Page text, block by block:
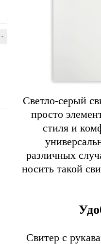
-
Светло-серый
просто
стиля и
различных
носить такой
Свитер с